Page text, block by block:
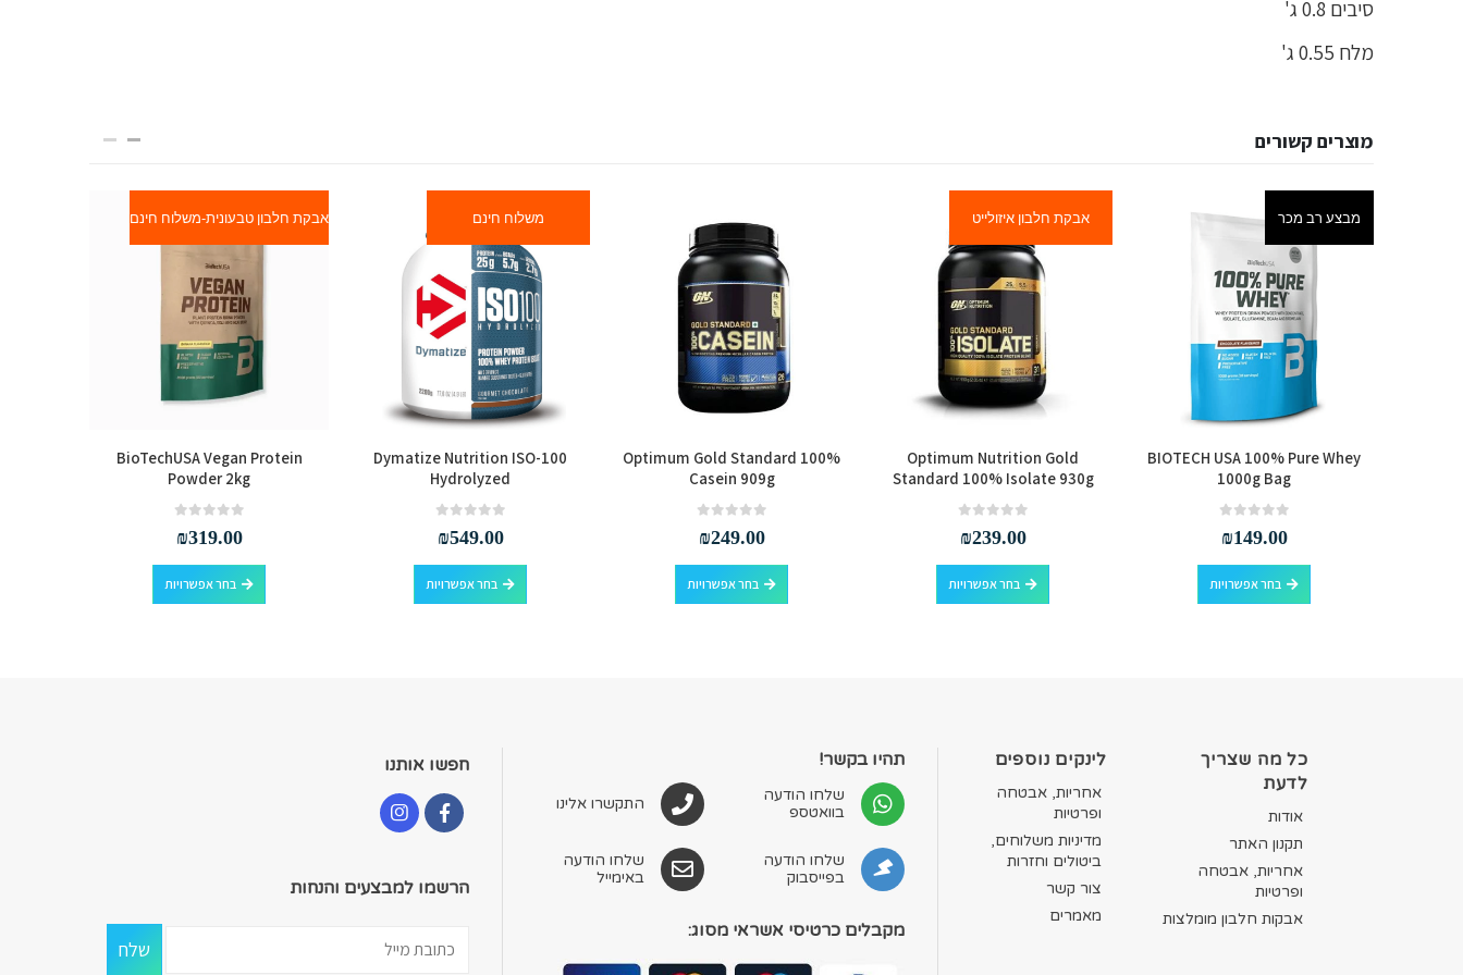
סיבים 0.8 ג'
מלח 0.55 ג'
מוצרים קשורים
מבצע רב מכר
BIOTECH USA 100% Pure Whey
1000g Bag
₪149.00
בחר אפשרויות
למוצר זה יש מספר סוגים. ניתן לבחור את האפשרויות בעמוד המוצר
אבקת חלבון איזולייט
Optimum Nutrition Gold
Standard 100% Isolate 930g
₪239.00
בחר אפשרויות
למוצר זה יש מספר סוגים. ניתן לבחור את האפשרויות בעמוד המוצר
Optimum Gold Standard 100%
Casein 909g
₪249.00
בחר אפשרויות
למוצר זה יש מספר סוגים. ניתן לבחור את האפשרויות בעמוד המוצר
משלוח חינם
Dymatize Nutrition ISO-100
Hydrolyzed
₪549.00
בחר אפשרויות
למוצר זה יש מספר סוגים. ניתן לבחור את האפשרויות בעמוד המוצר
אבקת חלבון טבעונית-משלוח חינם
BioTechUSA Vegan Protein
Powder 2kg
₪319.00
בחר אפשרויות
למוצר זה יש מספר סוגים. ניתן לבחור את האפשרויות בעמוד המוצר
כל מה שצריך
לדעת
אודות
תקנון האתר
אחריות, אבטחה
ופרטיות
אבקות חלבון מומלצות
לינקים נוספים
אחריות, אבטחה
ופרטיות
מדיניות משלוחים,
ביטולים וחזרות
צור קשר
מאמרים
תהיו בקשר!
שלחו הודעה
בוואטספ
שלחו הודעה
בפייסבוק
התקשרו אלינו
שלחו הודעה
באימייל
מקבלים כרטיסי אשראי מסוג:
חפשו אותנו
הרשמו למבצעים והנחות